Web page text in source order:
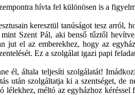
hívta fel különösen is a
keresztül tanúságot tesz arról,
Szent Pál, aki benső tűztől
jut el az emberekhez, hogy az
Ez a szolgálat igazi papi
él, általa teljesíti szolgálatát!
után szolgáltatja ki a szentséget,
méltó az egyházhoz kéréssel